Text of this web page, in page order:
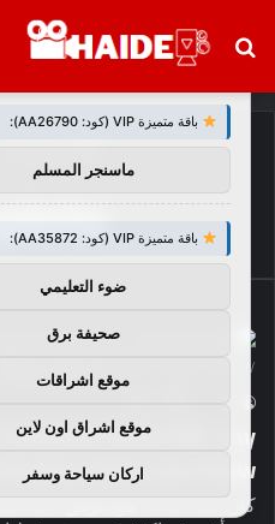
بحث
الرئيسية/
haideb
Series Blu -ray
Review: Dean Cain Show لا يزال ممتعًا
توصيات :
باقة متميزة VIP (كود: AA26790):
ماسنجر المسلم
باقة متميزة VIP (كود: AA35872):
ضوء التعليمي
صحيفة برق
موقع اشراقات
موقع اشراق اون لاين
اركان سياحة وسفر